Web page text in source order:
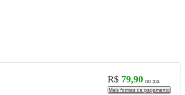
R$ 79,90 no pix
Mais formas de pagamento